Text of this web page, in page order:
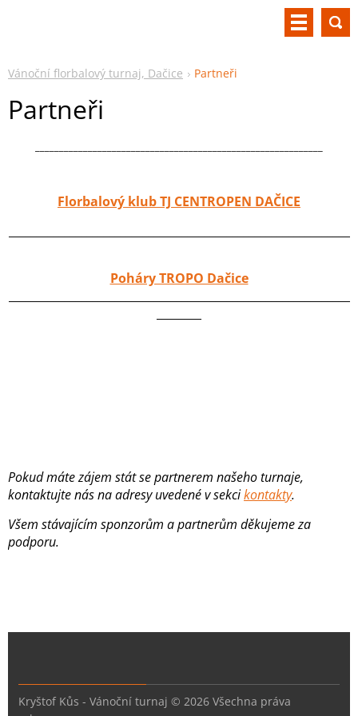
Vánoční florbalový turnaj, Dačice Partneři
Partneři
Florbalový klub TJ CENTROPEN DAČICE
Poháry TROPO Dačice
Pokud máte zájem stát se partnerem našeho turnaje,
kontaktujte nás na adresy uvedené v sekcikontakty.
Všem stávajícím sponzorům a partnerům děkujeme za
podporu.
Kryštof Kůs - Vánoční turnaj © 2026 Všechna práva